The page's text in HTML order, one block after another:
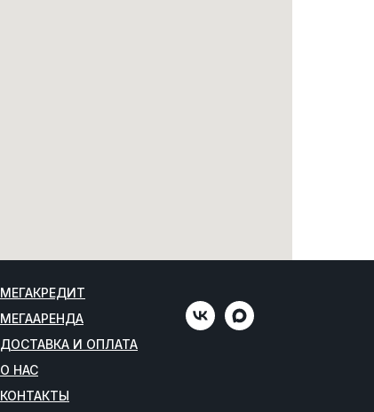
МЕГАКРЕДИТ
МЕГААРЕНДА
ДОСТАВКА И ОПЛАТА
О НАС
КОНТАКТЫ